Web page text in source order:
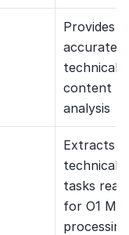
Provides
accurate
technical
content
analysis
Extracts
technical
tasks
for O1 Mini
processing